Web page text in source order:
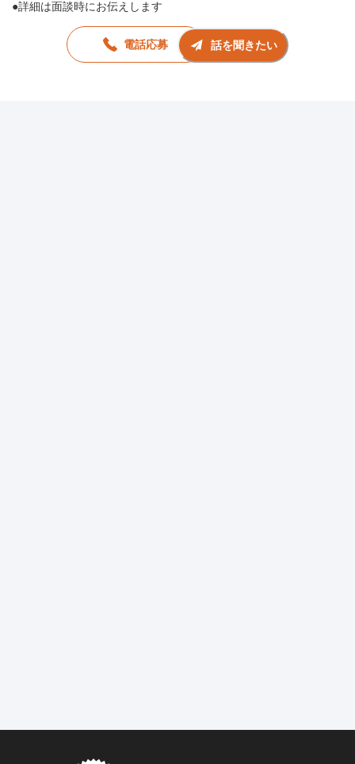
●詳細は面談時にお伝えします
電話応募 話を聞きたい